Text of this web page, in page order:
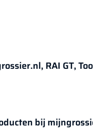
RAI GT,
bij